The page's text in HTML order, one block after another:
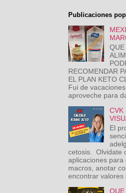
Publicaciones
QUE
RECOMENDAR
EL PLAN KETO
Fui de
aproveche para
CVK
El
cetosis. Olvidate
aplicaciones para
macros, anotar
encontrar valores
QUE